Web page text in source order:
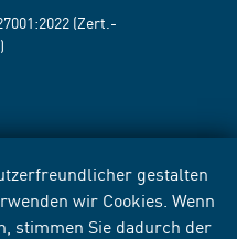
gestalten
wir Cookies. Wenn
stimmen Sie dadurch der
(Zert.-